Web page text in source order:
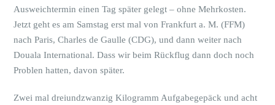
Ausweichtermin einen Tag später gelegt – ohne Mehrkosten.
Jetzt geht es am Samstag erst mal von Frankfurt a. M. (FFM)
nach Paris, Charles de Gaulle (CDG), und dann weiter nach
Douala International. Dass wir beim Rückflug dann doch noch
Problen hatten, davon später.
Zwei mal dreiundzwanzig Kilogramm Aufgabegepäck und acht